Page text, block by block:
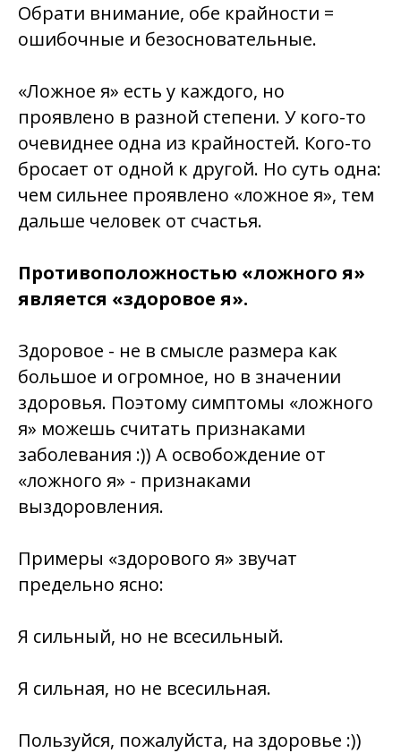
Обрати внимание, обе крайности =
ошибочные и безосновательные.
«Ложное я» есть у каждого, но
проявлено в разной степени. У кого-то
очевиднее одна из крайностей. Кого-то
бросает от одной к другой. Но суть одна:
чем сильнее проявлено «ложное я», тем
дальше человек от счастья.
Противоположностью «ложного я»
является «здоровое я».
Здоровое - не в смысле размера как
большое и огромное, но в значении
здоровья. Поэтому симптомы «ложного
я» можешь считать признаками
заболевания :)) А освобождение от
«ложного я» - признаками
выздоровления.
Примеры «здорового я» звучат
предельно ясно:
Я сильный, но не всесильный.
Я сильная, но не всесильная.
Пользуйся, пожалуйста, на здоровье :))